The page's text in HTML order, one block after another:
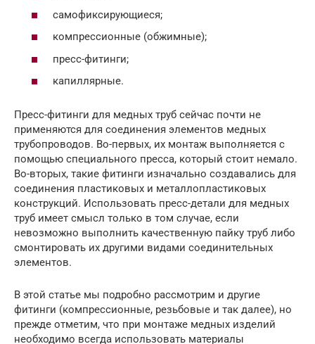
самофиксирующиеся;
компрессионные (обжимные);
пресс-фитинги;
капиллярные.
Пресс-фитинги для медных труб сейчас почти не
применяются для соединения элементов медных
трубопроводов. Во-первых, их монтаж выполняется с
помощью специального пресса, который стоит немало.
Во-вторых, такие фитинги изначально создавались для
соединения пластиковых и металлопластиковых
конструкций. Использовать пресс-детали для медных
труб имеет смысл только в том случае, если
невозможно выполнить качественную пайку труб либо
смонтировать их другими видами соединительных
элементов.
В этой статье мы подробно рассмотрим и другие
фитинги (компрессионные, резьбовые и так далее), но
прежде отметим, что при монтаже медных изделий
необходимо всегда использовать материалы